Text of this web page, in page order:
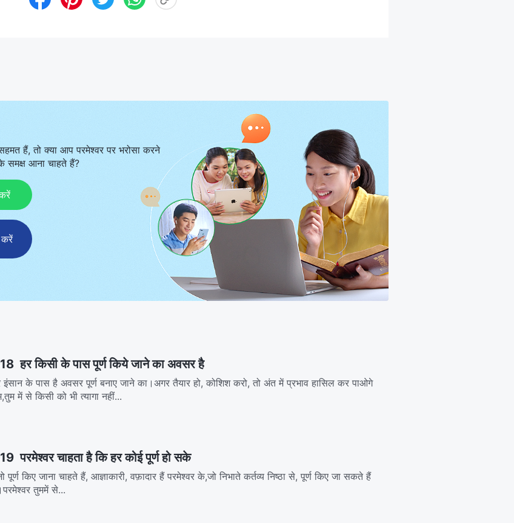
हैं, तो क्या आप परमेश्वर पर भरोसा करने
समक्ष आना चाहते हैं?
हर किसी के पास पूर्ण किये जाने का अवसर है
इंसान के पास है अवसर पूर्ण बनाए जाने का।अगर तैयार हो, कोशिश करो, तो अंत में प्रभाव हासिल कर पाओगे
में से किसी को भी त्यागा नहीं...
परमेश्वर चाहता है कि हर कोई पूर्ण हो सके
पूर्ण किए जाना चाहते हैं, आज्ञाकारी, वफ़ादार हैं परमेश्वर के,जो निभाते कर्तव्य निष्ठा से, पूर्ण किए जा सकते हैं
तुममें से...